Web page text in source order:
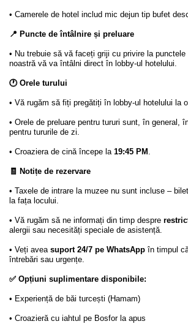
• Camerele de hotel includ mic dejun tip bufet
📍 Puncte de întâlnire și preluare
• Nu trebuie să vă faceți griji cu privire la
noastră vă va întâlni direct în lobby-ul hotelului.
🕐 Orele turului
• Vă rugăm să fiți pregătiți în lobby-ul hotelului la
• Orele de preluare pentru tururi sunt, în general,
pentru tururile de zi.
• Croaziera de cină începe la 19:45 PM .
🧾 Notițe de rezervare
• Taxele de intrare la muzee nu sunt incluse –
la fața locului.
• Vă rugăm să ne informați din timp despre
alergii sau necesități speciale de asistență.
• Veți avea suport 24/7 pe WhatsApp în timpul
întrebări sau urgențe.
✅ Opțiuni suplimentare disponibile:
• Experiență de băi turcești (Hamam)
• Croazieră cu iahtul pe Bosfor la apus